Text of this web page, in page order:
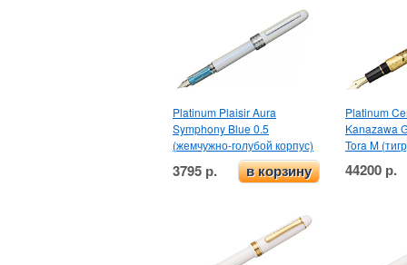
Platinum Plaisir Aura
Symphony Blue 0.5
(жемчужно-голубой корпус)
3795 р. в корзину
Platinum
Kanazawa
Tora M
44200 р.